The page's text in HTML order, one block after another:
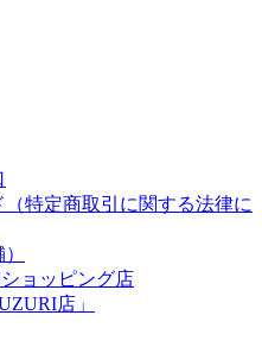
特定商取引に関する法律に
ショッピング店
店」